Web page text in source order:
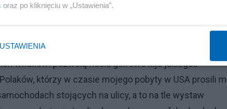
„Modern Times” Chaplina, a mimo to byli
sen działa naprawdę: nie jako droga do
Mechanizm, który wmówił milionom ludzi, że jeśli
wnukowi pozwolą nosić golfowe kije jakiegoś
którzy w czasie mojego pobyty w USA prosili
stojących na ulicy, a to na tle wystaw
oraz po kliknięciu w „Ustawienia”.
USTAWIENIA